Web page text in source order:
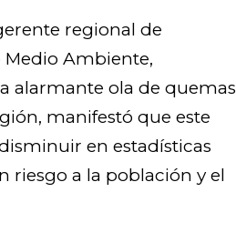
regional de
Medio Ambiente,
alarmante ola de quemas
manifestó que este
en estadísticas
riesgo a la población y el